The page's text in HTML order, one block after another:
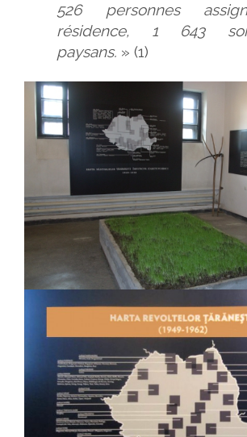
526 personnes
résidence, 1 643
paysans. » (1)